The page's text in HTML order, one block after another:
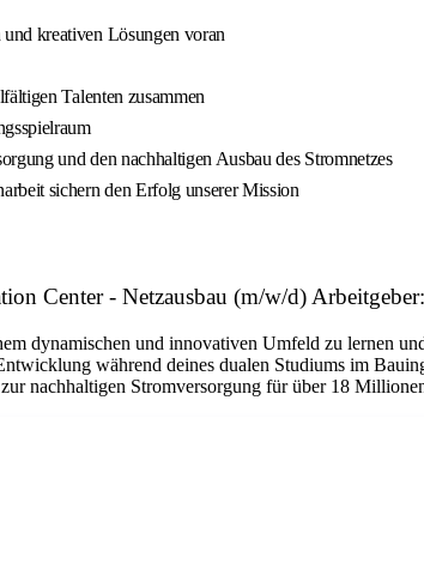
kreativen Lösungen voran
Talenten zusammen
und den nachhaltigen Ausbau des Stromnetzes
sichern den Erfolg unserer Mission
Center - Netzausbau (m/w/d)
dynamischen und innovativen Umfeld zu lernen
während deines dualen Studiums im
nachhaltigen Stromversorgung für über 18